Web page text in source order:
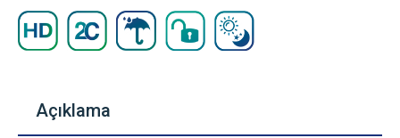
Açıklama